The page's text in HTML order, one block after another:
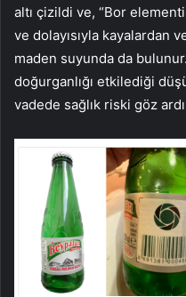
altı çizildi ve, “Bor
ve dolayısıyla kayalardan
maden suyunda da
doğurganlığı etkilediği
vadede sağlık riski göz